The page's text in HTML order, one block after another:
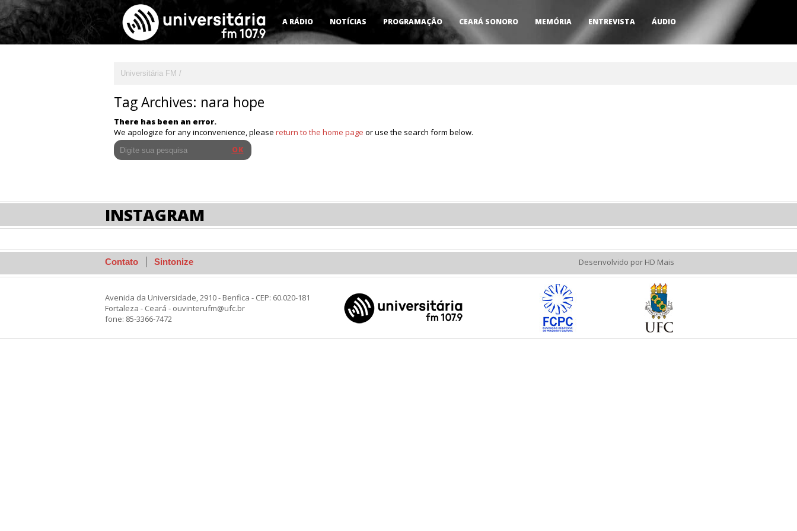
A RÁDIO NOTÍCIAS PROGRAMAÇÃO CEARÁ SONORO MEMÓRIA ENTREVISTA ÁUDIO
Universitária FM
Tag Archives: nara hope
There has been an error.
We apologize for any inconvenience, please return to the home page or use the search form below.
INSTAGRAM
Contato Sintonize Desenvolvido por HD Mais
Avenida da Universidade, 2910 - Benfica - CEP: 60.020-181
Fortaleza - Ceará - ouvinterufm@ufc.br
fone: 85-3366-7472